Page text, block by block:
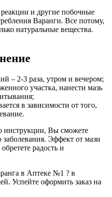
и другие побочные
Варанги. Все потому,
натуральные вещества.
– 2-3 раза, утром и вечером;
участка, нанести мазь
в зависимости от того,
инструкции, Вы сможете
заболевания. Эффект от мази
радость и
в Аптеке №1 ? в
Успейте оформить заказ на